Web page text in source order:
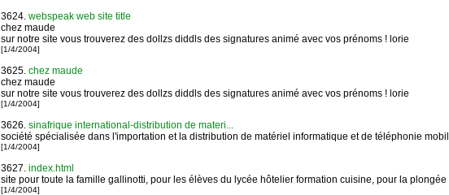
3624. webspeak web site title
chez maude
sur notre site vous trouverez des dollzs diddls des signatures animé avec vos prénoms ! lorie
[1/4/2004]
3625. chez maude
chez maude
sur notre site vous trouverez des dollzs diddls des signatures animé avec vos prénoms ! lorie
[1/4/2004]
3626. sinafrique international-distribution de materi...
société spécialisée dans l'importation et la distribution de matériel informatique et de téléphonie
[1/4/2004]
3627. index.html
site pour toute la famille gallinotti, pour les élèves du lycée hôtelier formation cuisine, pour la
[1/4/2004]